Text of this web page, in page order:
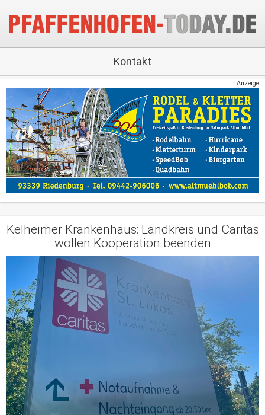
Kontakt
Anzeige
Kelheimer Krankenhaus: Landkreis und Caritas
wollen Kooperation beenden